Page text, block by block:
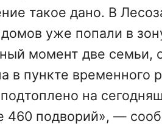
такое дано. В
уже попали в
момент две семьи,
в пункте временного
на
460 подворий», —